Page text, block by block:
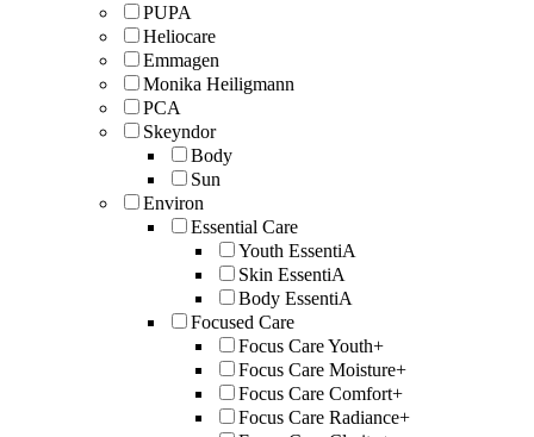
PUPA
Heliocare
Emmagen
Monika Heiligmann
PCA
Skeyndor
Body
Sun
Environ
Essential Care
Youth EssentiA
Skin EssentiA
Body EssentiA
Focused Care
Focus Care Youth+
Focus Care Moisture+
Focus Care Comfort+
Focus Care Radiance+